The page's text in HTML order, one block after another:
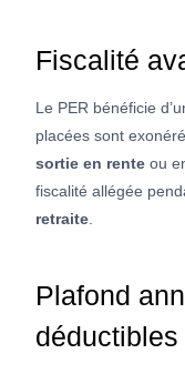
Fiscalité
Le PER bénéficie
placées sont
sortie en rente ou
fiscalité allégée
retraite
Plafond
déductibles